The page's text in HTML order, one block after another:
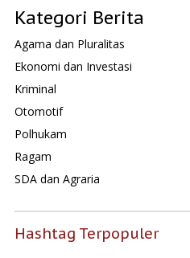
Kategori Berita
Agama dan Pluralitas
Ekonomi dan Investasi
Kriminal
Otomotif
Polhukam
Ragam
SDA dan Agraria
Hashtag Terpopuler